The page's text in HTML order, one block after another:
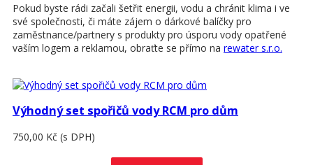
Pokud byste rádi začali šetřit energii, vodu a chránit klima i ve
své společnosti, či máte zájem o dárkové balíčky pro
zaměstnance/partnery s produkty pro úsporu vody opatřené
vaším logem a reklamou, obraťte se přímo na rewater s.r.o.
Výhodný set spořičů vody RCM pro dům
750,00 Kč (s DPH)